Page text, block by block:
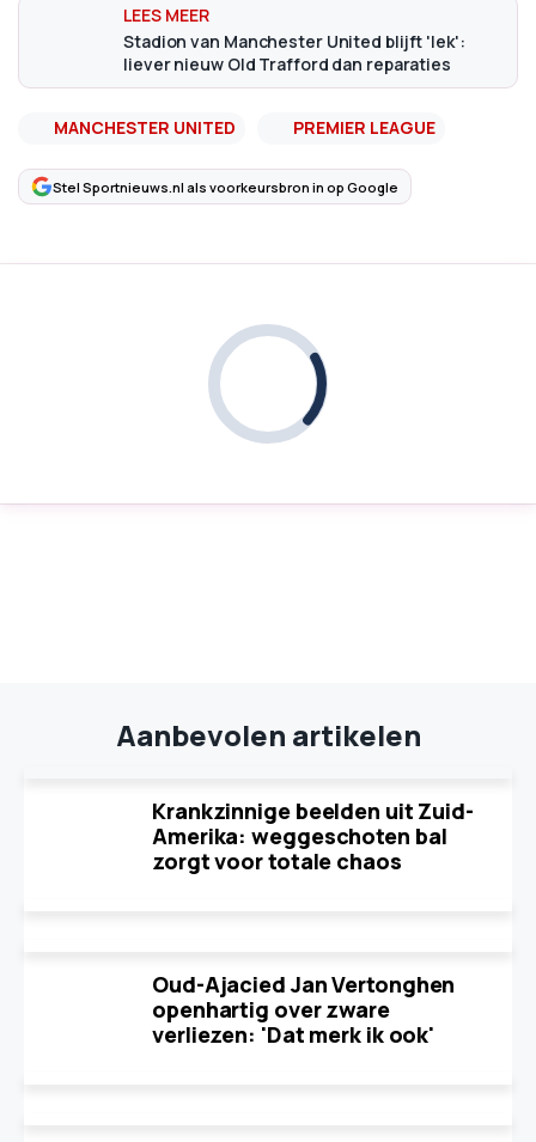
Stadion van Manchester United blijft 'lek':
liever nieuw Old Trafford dan reparaties
MANCHESTER UNITED PREMIER LEAGUE
Stel Sportnieuws.nl als voorkeursbron in op Google
Aanbevolen artikelen
Krankzinnige beelden uit Zuid-
Amerika: weggeschoten bal
zorgt voor totale chaos
Oud-Ajacied Jan Vertonghen
openhartig over zware
verliezen: 'Dat merk ik ook'